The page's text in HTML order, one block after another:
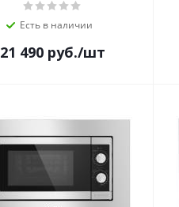
Есть в наличии
21 490 руб./шт